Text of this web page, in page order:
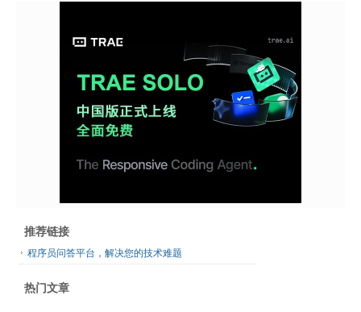
推荐链接
程序员问答平台，解决您的技术难题
热门文章